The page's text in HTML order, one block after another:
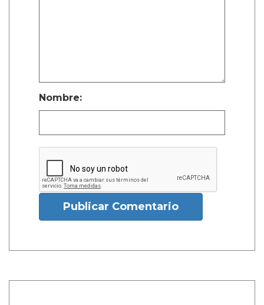
Nombre:
Publicar Comentario